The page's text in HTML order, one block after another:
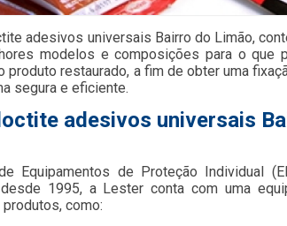
adesivos universais Bairro do Limão,
modelos e composições para o que
produto restaurado, a fim de obter uma
segura e eficiente.
adesivos universais
Equipamentos de Proteção Individual
1995, a Lester conta com uma
como: